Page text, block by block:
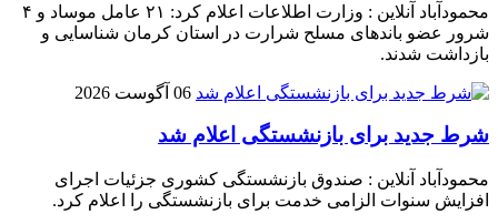
محمودآباد آنلاین : وزارت اطلاعات اعلام کرد: ۲۱ عامل موساد و ۴
شرور عضو باند‌های مسلح شرارت در استان کرمان شناسایی و
بازداشت شدند.
06 آگوست 2026
شرط جدید برای بازنشستگی اعلام شد
محمودآباد آنلاین : صندوق بازنشستگی کشوری جزئیات اجرای
افزایش سنوات الزامی خدمت برای بازنشستگی را اعلام کرد.